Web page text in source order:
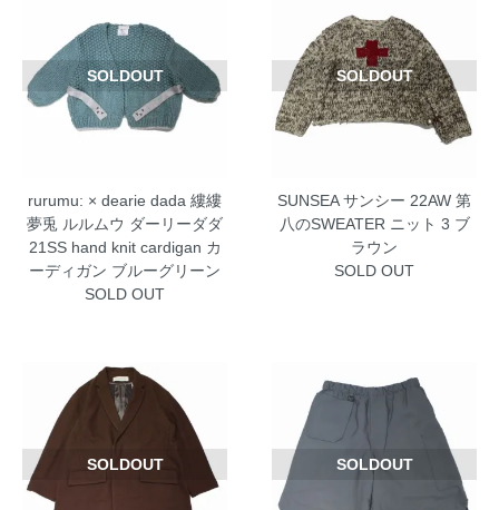
SOLDOUT
rurumu: × dearie dada 縷縷
夢兎 ルルムウ ダーリーダダ
21SS hand knit cardigan カ
ーディガン ブルーグリーン
SOLD OUT
SOLDOUT
SUNSEA サンシー 22AW 第
八のSWEATER ニット 3 ブ
ラウン
SOLD OUT
SOLDOUT SOLDOUT